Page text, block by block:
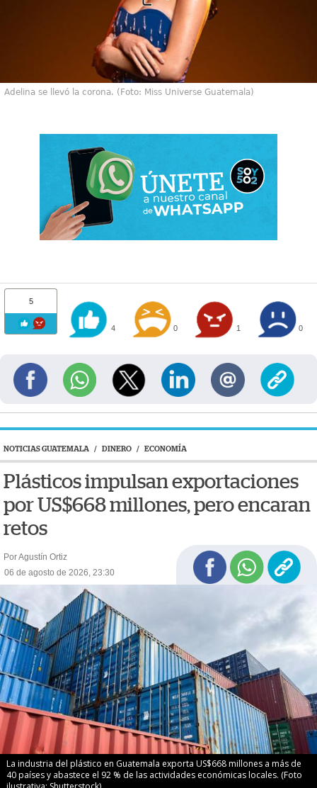
Adelina se llevó la corona. (Foto: Miss Universe Guatemala)
5
4 0 1 0
NOTICIAS GUATEMALA / DINERO / ECONOMÍA
Plásticos impulsan exportaciones
por US$668 millones, pero encaran
retos
Por Agustín Ortiz
06 de agosto de 2026, 23:30
La industria del plástico en Guatemala exporta US$668 millones a más de
40 países y abastece el 92 % de las actividades económicas locales. (Foto